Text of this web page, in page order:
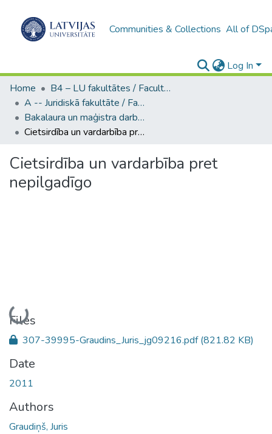
Communities & Collections All of
Log In
Home
B4 – LU fakultātes / Faculties of the UL
A -- Juridiskā fakultāte / Faculty of Law
Bakalaura un maģistra darbi (JF) / Bachelor's and Master's theses
Cietsirdība un vardarbība pret nepilgadīgo
Cietsirdība un vardarbība pret
nepilgadīgo
Loading...
Files
307-39995-Graudins_Juris_jg09216.pdf(821.82 KB)
Date
2011
Authors
Graudiņš, Juris